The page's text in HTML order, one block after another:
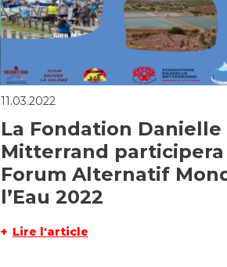
11.03.2022
La Fondation Danielle
Mitterrand participera
Forum Alternatif
l’Eau 2022
Lire l'article